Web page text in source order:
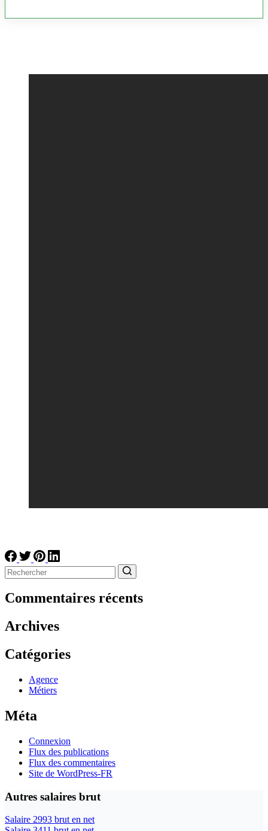
résultat
Commentaires récents
Archives
Catégories
Agence
Métiers
Méta
Connexion
Flux des publications
Flux des commentaires
Site de WordPress-FR
Autres salaires brut
Salaire 2993 brut en net